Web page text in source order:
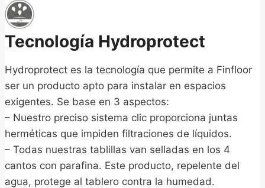
Tecnología Hydroprotect
Hydroprotect es la tecnología que permite a Finfloor
ser un producto apto para instalar en espacios
exigentes. Se base en 3 aspectos:
– Nuestro preciso sistema clic proporciona juntas
herméticas que impiden filtraciones de líquidos.
– Todas nuestras tablillas van selladas en los 4
cantos con parafina. Este producto, repelente del
agua, protege al tablero contra la humedad.